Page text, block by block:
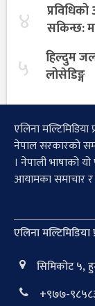
४
सकिन्छ:
५
हिल्दुम
लोसेडिङ्ग
एलिना
नेपाल सरकारको
। नेपाली भाषाको
आयामका समाचार
एलिना मल्टिमिडिया
सिमिकोट ५,
+९७७-